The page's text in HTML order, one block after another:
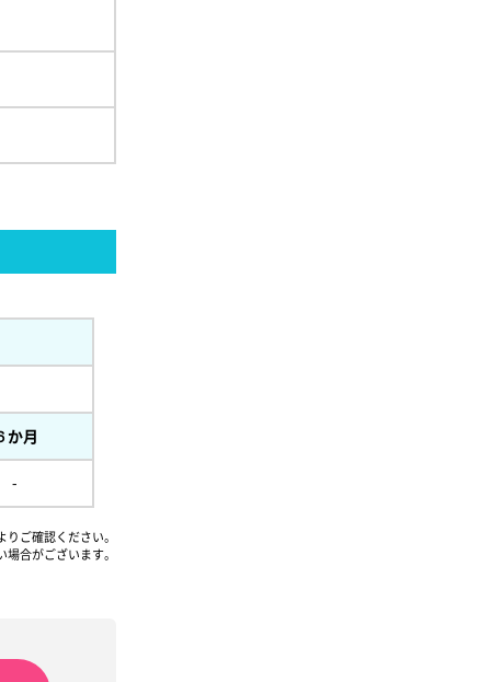
か月
-
ご確認ください。
合がございます。